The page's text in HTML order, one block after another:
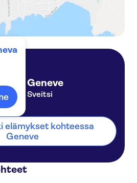
Geneve
Sveitsi
elämykset kohteessa
Geneve